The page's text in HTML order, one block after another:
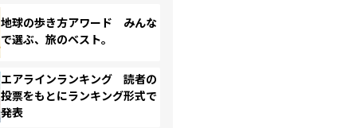
地球の歩き方アワード みんな
で選ぶ、旅のベスト。
エアラインランキング 読者の
投票をもとにランキング形式で
発表